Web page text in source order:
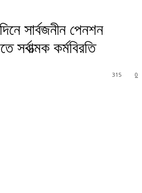
সার্বজনীন পেনশন
সর্বাত্মক কর্মবিরতি
0
315